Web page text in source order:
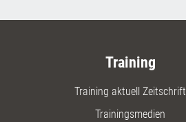
Training
Training aktuell Zeitschrift
Trainingsmedien